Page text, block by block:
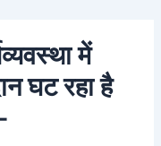
में
घट रहा है